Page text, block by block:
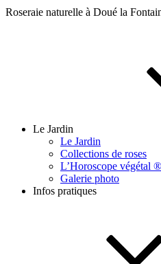
Roseraie naturelle à Doué la
Le Jardin
Le Jardin
Collections de roses
L’Horoscope végétal ®
Galerie photo
Infos pratiques